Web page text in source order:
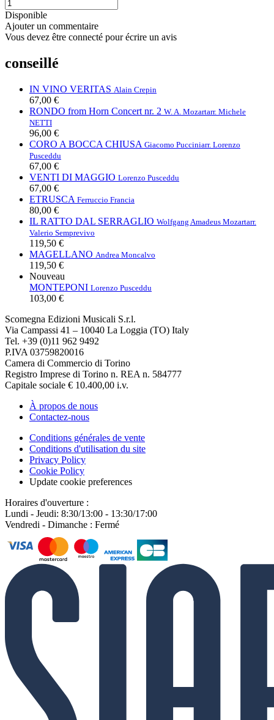
Disponible
Ajouter un commentaire
Vous devez être connecté pour écrire un avis
conseillé
IN VINO VERITAS Alain Crepin
67,00 €
RONDO from Horn Concert nr. 2 W. A. Mozartarr. Michele
NETTI
96,00 €
CORO A BOCCA CHIUSA Giacomo Pucciniarr. Lorenzo
Pusceddu
67,00 €
VENTI DI MAGGIO Lorenzo Pusceddu
67,00 €
ETRUSCA Ferruccio Francia
80,00 €
IL RATTO DAL SERRAGLIO Wolfgang Amadeus Mozartarr.
Valerio Semprevivo
119,50 €
MAGELLANO Andrea Moncalvo
119,50 €
Nouveau
MONTEPONI Lorenzo Pusceddu
103,00 €
Scomegna Edizioni Musicali S.r.l.
Via Campassi 41 – 10040 La Loggia (TO) Italy
Tel. +39 (0)11 962 9492
P.IVA 03759820016
Camera di Commercio di Torino
Registro Imprese di Torino n. REA n. 584777
Capitale sociale € 10.400,00 i.v.
À propos de nous
Contactez-nous
Conditions générales de vente
Conditions d'utilisation du site
Privacy Policy
Cookie Policy
Update cookie preferences
Horaires d'ouverture :
Lundi - Jeudi: 8:30/13:00 - 13:30/17:00
Vendredi - Dimanche : Fermé